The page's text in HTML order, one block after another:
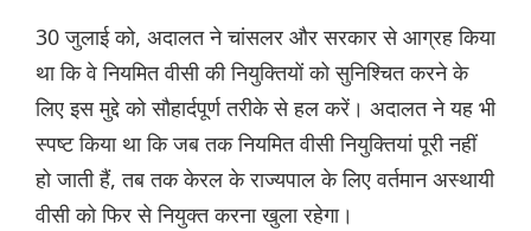
30 जुलाई को, अदालत ने चांसलर और सरकार से आग्रह किया
था कि वे नियमित वीसी की नियुक्तियों को सुनिश्चित करने के
लिए इस मुद्दे को सौहार्दपूर्ण तरीके से हल करें। अदालत ने यह भी
स्पष्ट किया था कि जब तक नियमित वीसी नियुक्तियां पूरी नहीं
हो जाती हैं, तब तक केरल के राज्यपाल के लिए वर्तमान अस्थायी
वीसी को फिर से नियुक्त करना खुला रहेगा।